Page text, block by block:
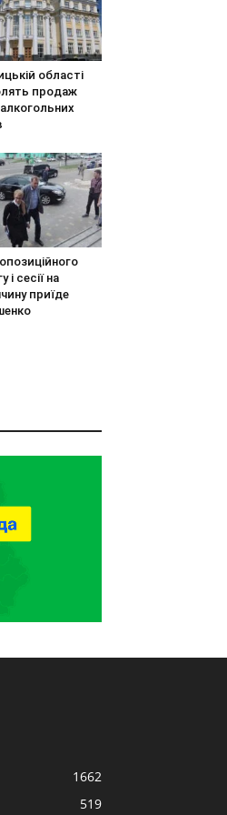
області
продаж
і сесії на
приїде
1662
519